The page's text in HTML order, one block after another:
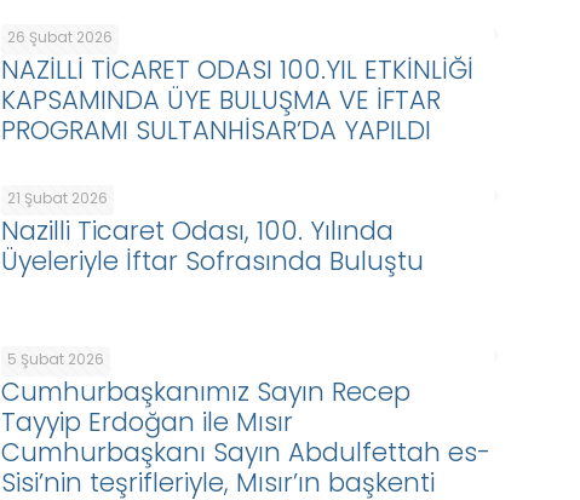
26 Şubat 2026
NAZİLLİ TİCARET ODASI 100.YIL ETKİNLİĞİ
KAPSAMINDA ÜYE BULUŞMA VE İFTAR
PROGRAMI SULTANHİSAR’DA YAPILDI
21 Şubat 2026
Nazilli Ticaret Odası, 100. Yılında
Üyeleriyle İftar Sofrasında Buluştu
5 Şubat 2026
Cumhurbaşkanımız Sayın Recep
Tayyip Erdoğan ile Mısır
Cumhurbaşkanı Sayın Abdulfettah es-
Sisi’nin teşrifleriyle, Mısır’ın başkenti